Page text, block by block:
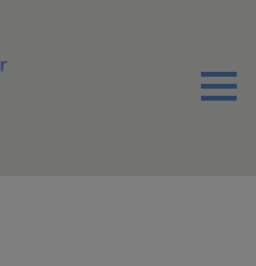
Menu